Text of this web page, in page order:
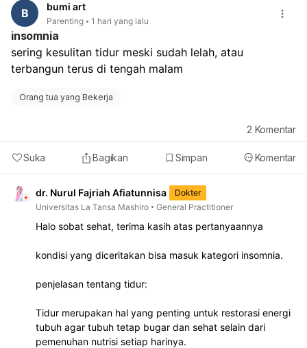
B bumi art
Parenting 1 hari yang lalu
insomnia
sering kesulitan tidur meski sudah lelah, atau
terbangun terus di tengah malam
Orang tua yang Bekerja
Suka Bagikan Simpan Komentar
2 Komentar
dr. Nurul Fajriah Afiatunnisa
Dokter
Universitas La Tansa Mashiro
General Practitioner
Halo sobat sehat, terima kasih atas pertanyaannya
kondisi yang diceritakan bisa masuk kategori insomnia.
penjelasan tentang tidur:
Tidur merupakan hal yang penting untuk restorasi energi
tubuh agar tubuh tetap bugar dan sehat selain dari
pemenuhan nutrisi setiap harinya.